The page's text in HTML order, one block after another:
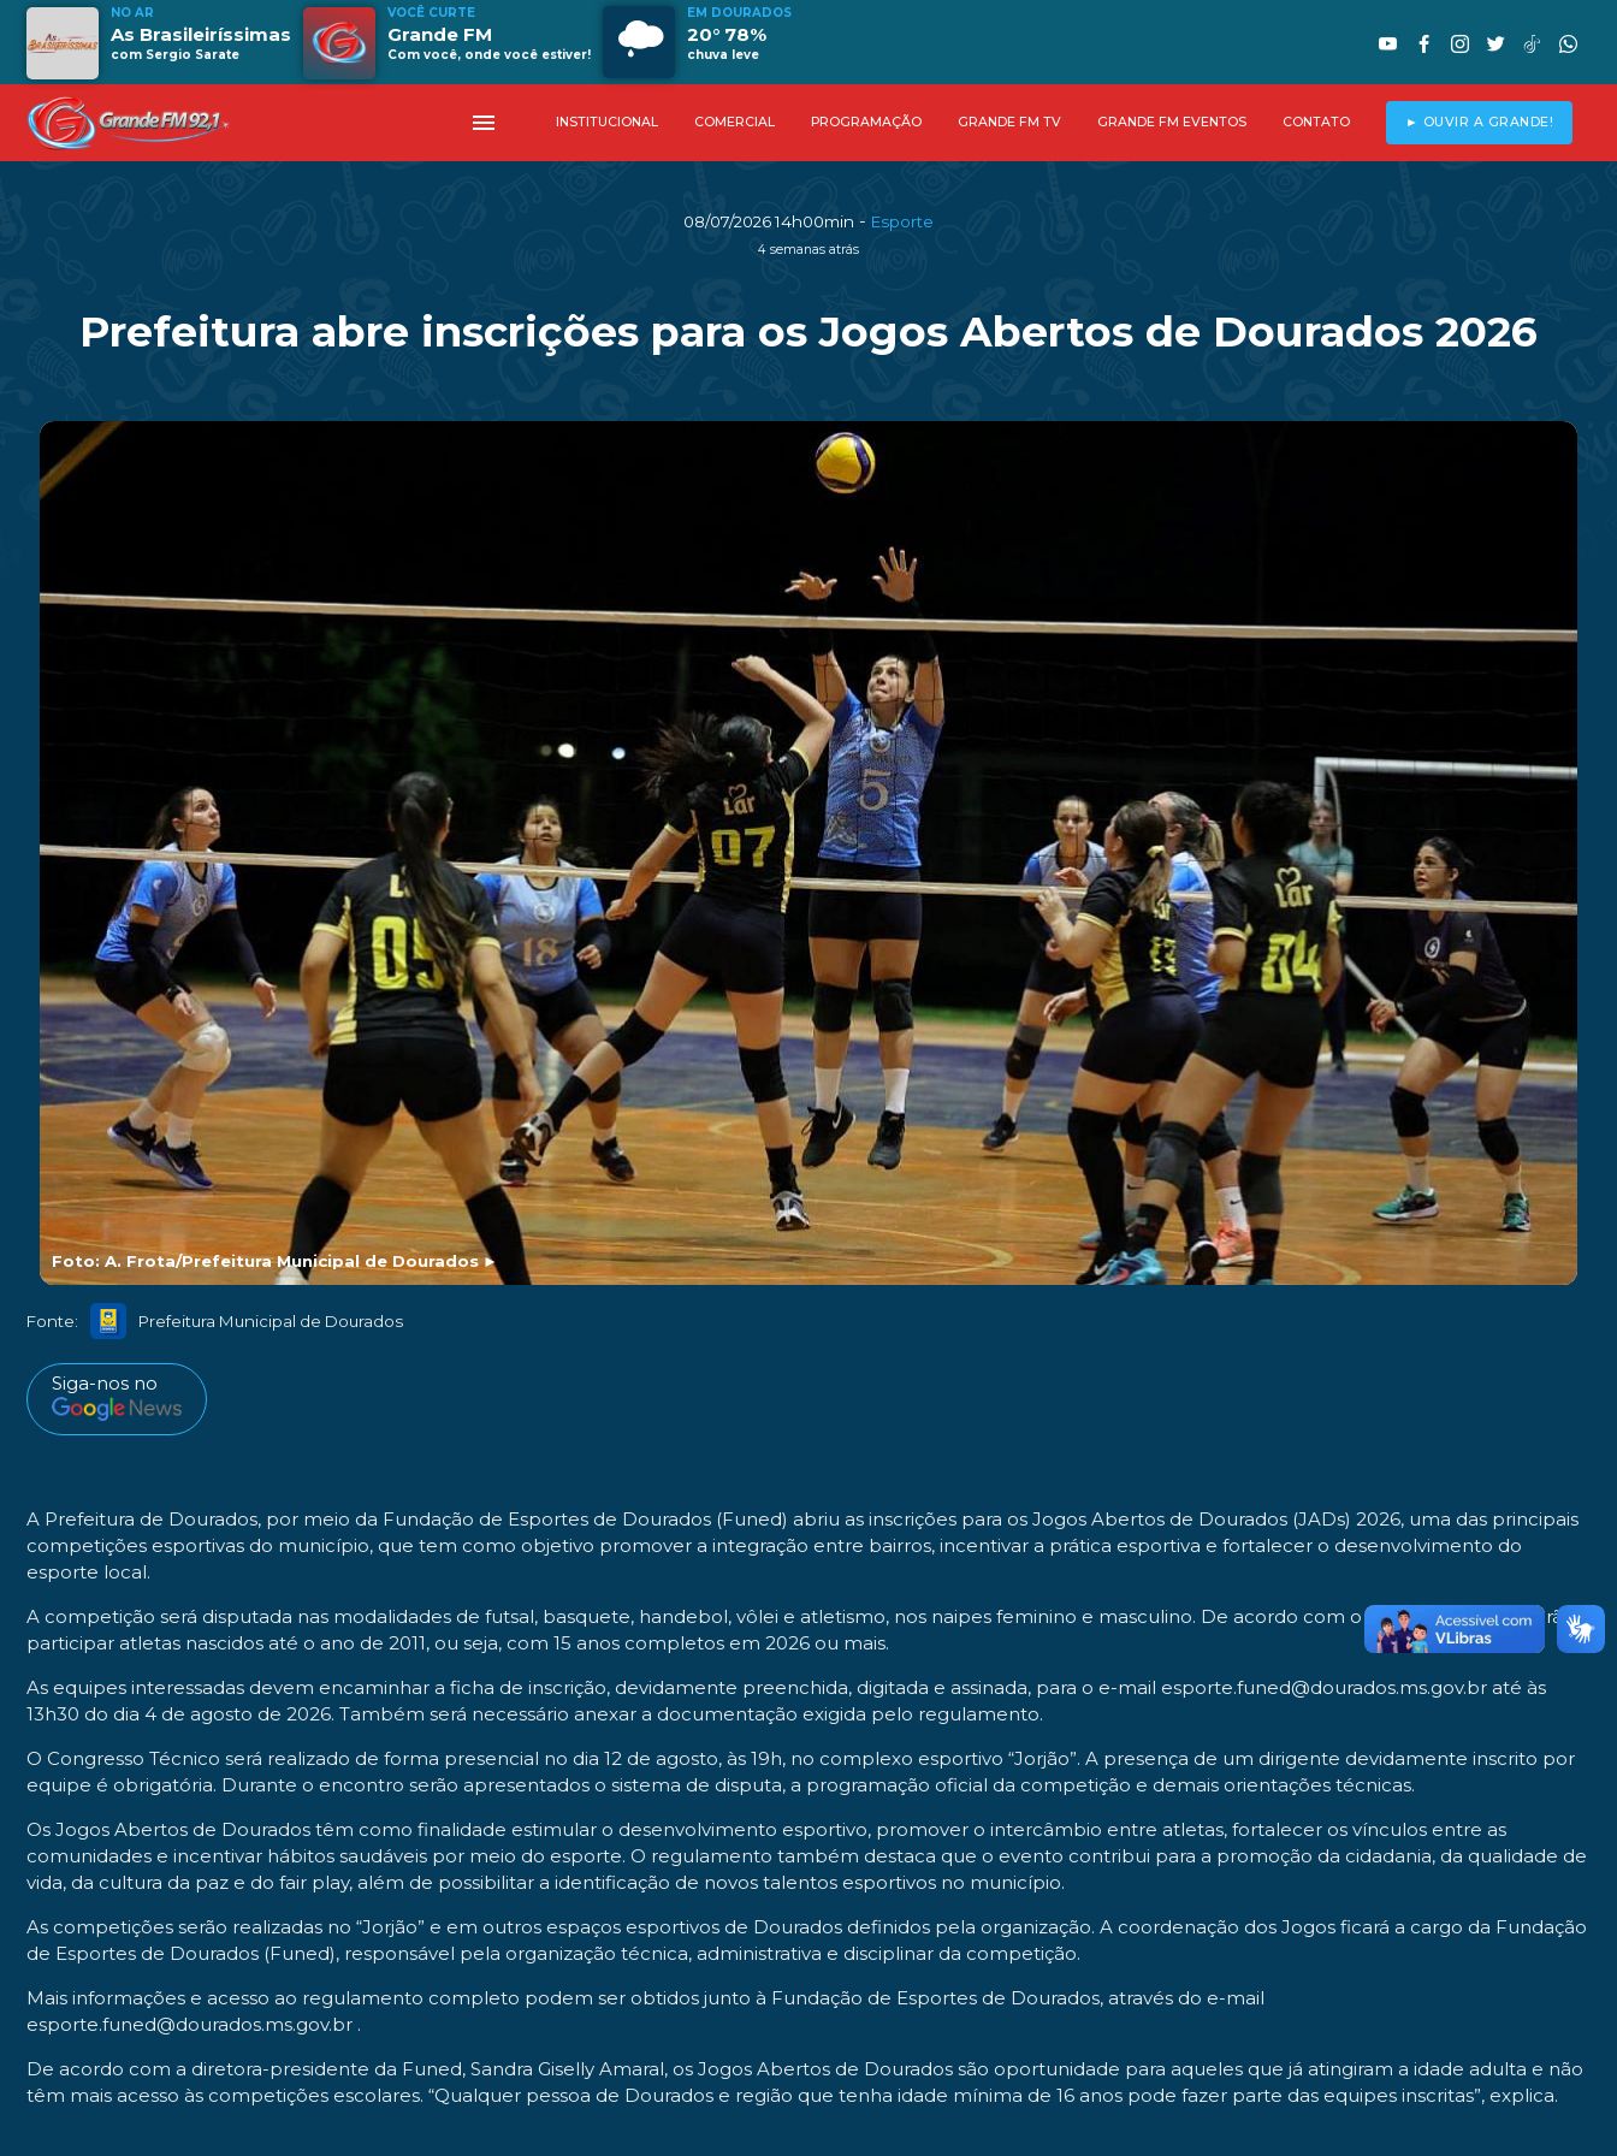
NO AR
As Brasileiríssimas
com Sergio Sarate
VOCÊ CURTE
Grande FM
Com você, onde você estiver!
EM DOURADOS
20° 78%
chuva leve
menu INSTITUCIONAL COMERCIAL PROGRAMAÇÃO GRANDE FM TV GRANDE FM EVENTOS CONTATO ► OUVIR A GRANDE!
08/07/2026 14h00min - Esporte
4 semanas atrás
Prefeitura abre inscrições para os Jogos Abertos de Dourados 2026
Foto: A. Frota/Prefeitura Municipal de Dourados►
Fonte: Prefeitura Municipal de Dourados
Siga-nos no
A Prefeitura de Dourados, por meio da Fundação de Esportes de Dourados (Funed) abriu as inscrições para os Jogos Abertos de Dourados (JADs) 2026, uma das principais
competições esportivas do município, que tem como objetivo promover a integração entre bairros, incentivar a prática esportiva e fortalecer o desenvolvimento do
esporte local.
A competição será disputada nas modalidades de futsal, basquete, handebol, vôlei e atletismo, nos naipes feminino e masculino. De acordo com o regulamento, poderão
participar atletas nascidos até o ano de 2011, ou seja, com 15 anos completos em 2026 ou mais.
As equipes interessadas devem encaminhar a ficha de inscrição, devidamente preenchida, digitada e assinada, para o e-mail esporte.funed@dourados.ms.gov.br até às
13h30 do dia 4 de agosto de 2026. Também será necessário anexar a documentação exigida pelo regulamento.
O Congresso Técnico será realizado de forma presencial no dia 12 de agosto, às 19h, no complexo esportivo “Jorjão”. A presença de um dirigente devidamente inscrito por
equipe é obrigatória. Durante o encontro serão apresentados o sistema de disputa, a programação oficial da competição e demais orientações técnicas.
Os Jogos Abertos de Dourados têm como finalidade estimular o desenvolvimento esportivo, promover o intercâmbio entre atletas, fortalecer os vínculos entre as
comunidades e incentivar hábitos saudáveis por meio do esporte. O regulamento também destaca que o evento contribui para a promoção da cidadania, da qualidade de
vida, da cultura da paz e do fair play, além de possibilitar a identificação de novos talentos esportivos no município.
As competições serão realizadas no “Jorjão” e em outros espaços esportivos de Dourados definidos pela organização. A coordenação dos Jogos ficará a cargo da Fundação
de Esportes de Dourados (Funed), responsável pela organização técnica, administrativa e disciplinar da competição.
Mais informações e acesso ao regulamento completo podem ser obtidos junto à Fundação de Esportes de Dourados, através do e-mail
esporte.funed@dourados.ms.gov.br .
De acordo com a diretora-presidente da Funed, Sandra Giselly Amaral, os Jogos Abertos de Dourados são oportunidade para aqueles que já atingiram a idade adulta e não
têm mais acesso às competições escolares. “Qualquer pessoa de Dourados e região que tenha idade mínima de 16 anos pode fazer parte das equipes inscritas”, explica.